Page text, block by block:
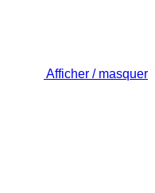
Afficher / masquer